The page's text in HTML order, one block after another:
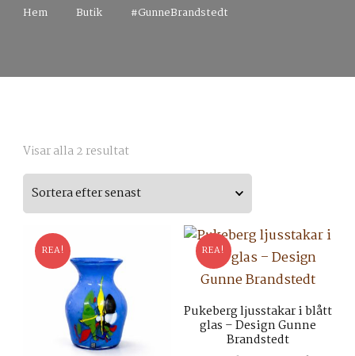
Hem Butik #GunneBrandstedt
Visar alla 2 resultatSortera
efter
senaste
REA! REA!
Pukeberg ljusstakar i blått
glas – Design Gunne
Brandstedt